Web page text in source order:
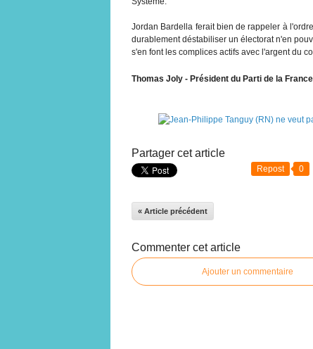
Jordan Bardella ferait bien de rappeler à
durablement déstabiliser un électorat n'en
s'en font les complices actifs avec l'argent du
Thomas Joly - Président du Parti de la France
Partager cet article
Repost 0
« Article précédent
Commenter cet article
Ajouter un commentaire